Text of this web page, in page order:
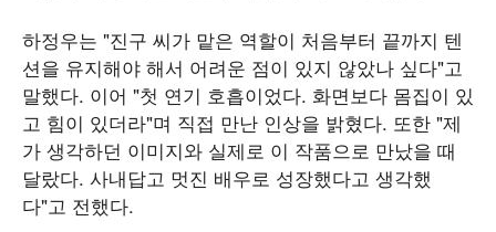
하정우는 "진구 씨가 맡은 역할이 처음부터 끝까지 텐
션을 유지해야 해서 어려운 점이 있지 않았나 싶다"고
말했다. 이어 "첫 연기 호흡이었다. 화면보다 몸집이 있
고 힘이 있더라"며 직접 만난 인상을 밝혔다. 또한 "제
가 생각하던 이미지와 실제로 이 작품으로 만났을 때
달랐다. 사내답고 멋진 배우로 성장했다고 생각했
다"고 전했다.